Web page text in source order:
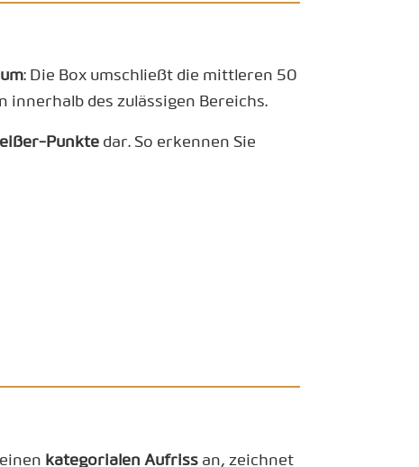
: Die Box umschließt die mittleren 50
des zulässigen Bereichs.
Punkte dar. So erkennen Sie
kategorialen Aufriss an, zeichnet